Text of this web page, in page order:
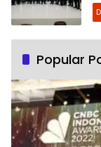
Popular